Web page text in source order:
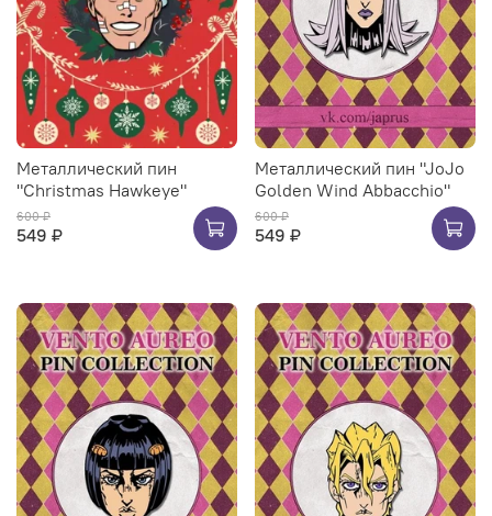
Металлический пин
"Christmas Hawkeye"
600 ₽
549 ₽
Металлический пин "JoJo
Golden Wind Abbacchio"
600 ₽
549 ₽